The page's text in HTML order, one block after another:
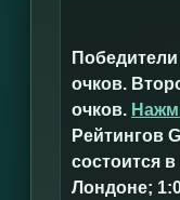
очков.
очков.
Рейтингов
состоится
Лондоне;